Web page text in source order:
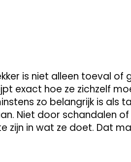
is niet alleen toeval of
exact hoe ze zichzelf
zo belangrijk is als
Niet door schandalen
zijn in wat ze doet. Dat